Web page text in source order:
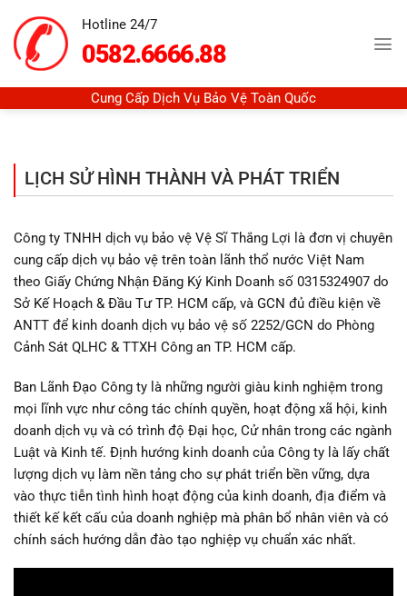
đến
nội
Hotline 24/7
0582.6666.88
Cung Cấp Dịch Vụ Bảo Vệ Toàn Quốc
LỊCH SỬ HÌNH THÀNH VÀ PHÁT TRIỂN
Công ty TNHH dịch vụ bảo vệ Vệ Sĩ Thắng Lợi là đơn vị chuyên
cung cấp dịch vụ bảo vệ trên toàn lãnh thổ nước Việt Nam
theo Giấy Chứng Nhận Đăng Ký Kinh Doanh số 0315324907 do
Sở Kế Hoạch & Đầu Tư TP. HCM cấp, và GCN đủ điều kiện về
ANTT để kinh doanh dịch vụ bảo vệ số 2252/GCN do Phòng
Cảnh Sát QLHC & TTXH Công an TP. HCM cấp.
Ban Lãnh Đạo Công ty là những người giàu kinh nghiệm trong
mọi lĩnh vực như công tác chính quyền, hoạt động xã hội, kinh
doanh dịch vụ và có trình độ Đại học, Cử nhân trong các ngành
Luật và Kinh tế. Định hướng kinh doanh của Công ty là lấy chất
lượng dịch vụ làm nền tảng cho sự phát triển bền vững, dựa
vào thực tiễn tình hình hoạt động của kinh doanh, địa điểm và
thiết kế kết cấu của doanh nghiệp mà phân bổ nhân viên và có
chính sách hướng dẫn đào tạo nghiệp vụ chuẩn xác nhất.